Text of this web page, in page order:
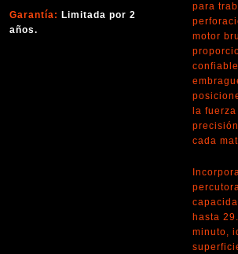
Garantía: Limitada por 2
años.
para
motor
la
cada
hasta
minuto,